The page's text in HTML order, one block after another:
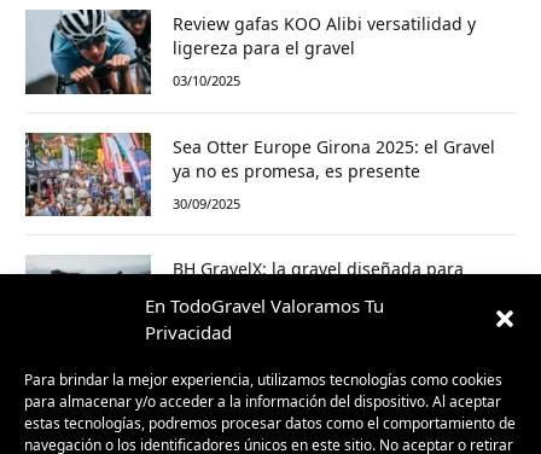
En TodoGravel Valoramos Tu
Privacidad
Para brindar la mejor experiencia, utilizamos tecnologías como cookies
para almacenar y/o acceder a la información del dispositivo. Al aceptar
estas tecnologías, podremos procesar datos como el comportamiento de
navegación o los identificadores únicos en este sitio. No aceptar o retirar
Review gafas KOO Alibi versatilidad y
ligereza para el gravel
03/10/2025
Sea Otter Europe Girona 2025: el Gravel
ya no es promesa, es presente
30/09/2025
BH GravelX: la gravel diseñada para
23/09/2025